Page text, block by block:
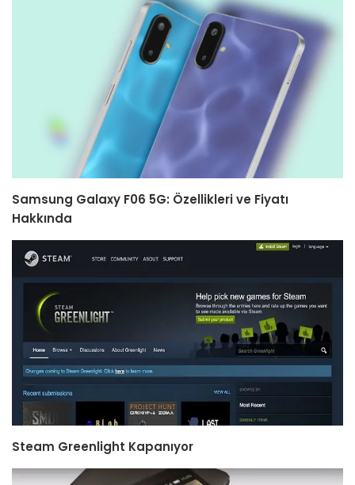
Samsung Galaxy F06 5G: Özellikleri ve Fiyatı
Hakkında
Steam Greenlight Kapanıyor